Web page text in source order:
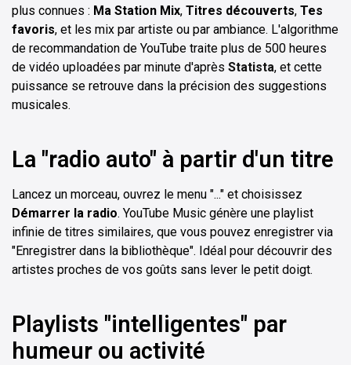
plus connues : Ma Station Mix, Titres découverts, Tes
favoris, et les mix par artiste ou par ambiance. L'algorithme
de recommandation de YouTube traite plus de 500 heures
de vidéo uploadées par minute d'après Statista, et cette
puissance se retrouve dans la précision des suggestions
musicales.
La "radio auto" à partir d'un titre
Lancez un morceau, ouvrez le menu "..." et choisissez
Démarrer la radio. YouTube Music génère une playlist
infinie de titres similaires, que vous pouvez enregistrer via
"Enregistrer dans la bibliothèque". Idéal pour découvrir des
artistes proches de vos goûts sans lever le petit doigt.
Playlists "intelligentes" par
humeur ou activité